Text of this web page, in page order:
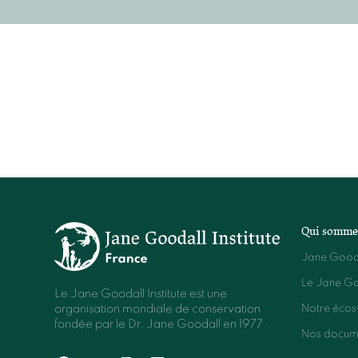
Le Jane Goodall Institute est une
organisation mondiale de conservation
fondée par le Dr. Jane Goodall en 1977.
Qui
Jane
Le Jane
Notre
Nos